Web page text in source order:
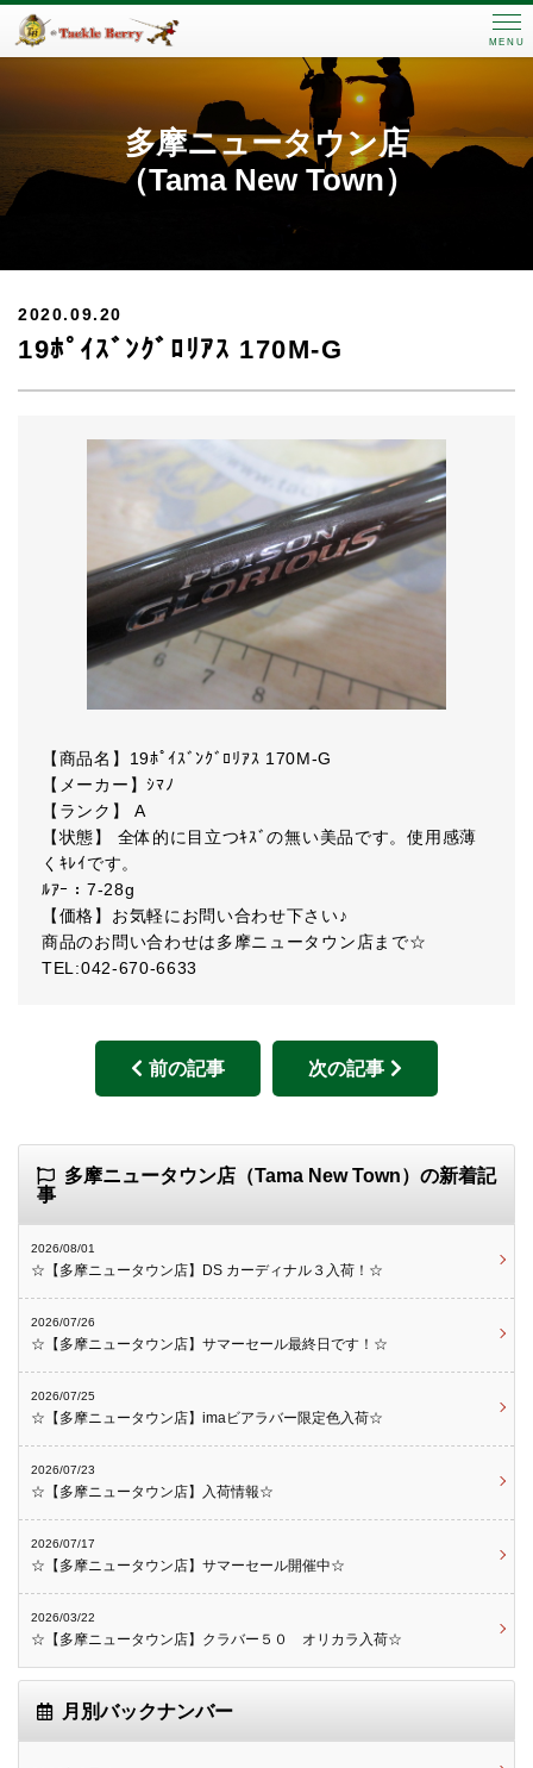
MENU
多摩ニュータウン店
（Tama New Town）
2020.09.20
19ﾎﾟｲｽﾞﾝｸﾞﾛﾘｱｽ 170M-G
【商品名】19ﾎﾟｲｽﾞﾝｸﾞﾛﾘｱｽ 170M-G
【メーカー】ｼﾏﾉ
【ランク】 A
【状態】 全体的に目立つｷｽﾞの無い美品です。使用感薄
くｷﾚｲです。
ﾙｱｰ：7-28g
【価格】お気軽にお問い合わせ下さい♪
商品のお問い合わせは多摩ニュータウン店まで☆
TEL:042-670-6633
前の記事 次の記事
多摩ニュータウン店（Tama New Town）の新着記
事
2026/08/01
☆【多摩ニュータウン店】DS カーディナル３入荷！☆
2026/07/26
☆【多摩ニュータウン店】サマーセール最終日です！☆
2026/07/25
☆【多摩ニュータウン店】imaビアラバー限定色入荷☆
2026/07/23
☆【多摩ニュータウン店】入荷情報☆
2026/07/17
☆【多摩ニュータウン店】サマーセール開催中☆
2026/03/22
☆【多摩ニュータウン店】クラバー５０ オリカラ入荷☆
月別バックナンバー